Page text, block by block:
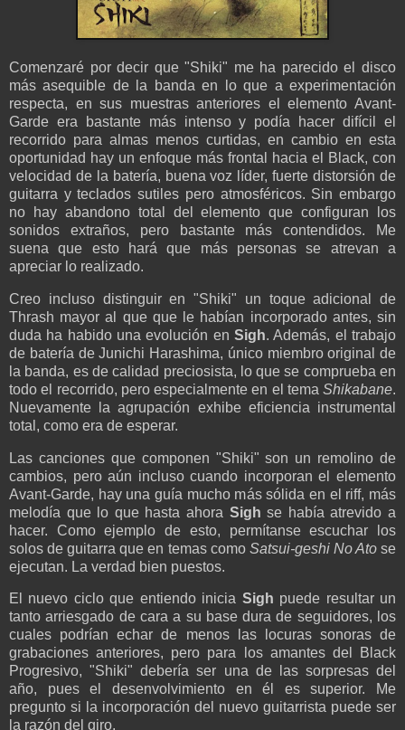
Comenzaré por decir que "Shiki" me ha parecido el disco
más asequible de la banda en lo que a experimentación
respecta, en sus muestras anteriores el elemento Avant-
Garde era bastante más intenso y podía hacer difícil el
recorrido para almas menos curtidas, en cambio en esta
oportunidad hay un enfoque más frontal hacia el Black, con
velocidad de la batería, buena voz líder, fuerte distorsión de
guitarra y teclados sutiles pero atmosféricos. Sin embargo
no hay abandono total del elemento que configuran los
sonidos extraños, pero bastante más contendidos. Me
suena que esto hará que más personas se atrevan a
apreciar lo realizado.
Creo incluso distinguir en "Shiki" un toque adicional de
Thrash mayor al que que le habían incorporado antes, sin
duda ha habido una evolución en Sigh. Además, el trabajo
de batería de Junichi Harashima, único miembro original de
la banda, es de calidad preciosista, lo que se comprueba en
todo el recorrido, pero especialmente en el tema Shikabane.
Nuevamente la agrupación exhibe eficiencia instrumental
total, como era de esperar.
Las canciones que componen "Shiki" son un remolino de
cambios, pero aún incluso cuando incorporan el elemento
Avant-Garde, hay una guía mucho más sólida en el riff, más
melodía que lo que hasta ahora Sigh se había atrevido a
hacer. Como ejemplo de esto, permítanse escuchar los
solos de guitarra que en temas como Satsui-geshi No Atose
ejecutan. La verdad bien puestos.
El nuevo ciclo que entiendo inicia Sigh puede resultar un
tanto arriesgado de cara a su base dura de seguidores, los
cuales podrían echar de menos las locuras sonoras de
grabaciones anteriores, pero para los amantes del Black
Progresivo, "Shiki" debería ser una de las sorpresas del
año, pues el desenvolvimiento en él es superior. Me
pregunto si la incorporación del nuevo guitarrista puede ser
la razón del giro.